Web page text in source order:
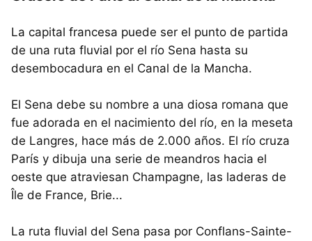
La capital francesa puede ser el punto de partida
de una ruta fluvial por el río Sena hasta su
desembocadura en el Canal de la Mancha.
El Sena debe su nombre a una diosa romana que
fue adorada en el nacimiento del río, en la meseta
de Langres, hace más de 2.000 años. El río cruza
París y dibuja una serie de meandros hacia el
oeste que atraviesan Champagne, las laderas de
Île de France, Brie...
La ruta fluvial del Sena pasa por Conflans-Sainte-